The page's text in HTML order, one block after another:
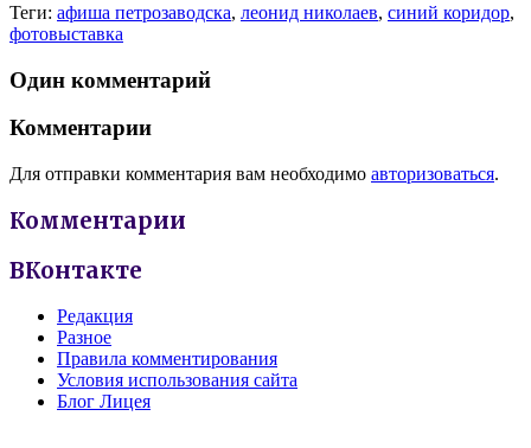
Теги: афиша петрозаводска, леонид николаев, синий коридор,
фотовыставка
Один комментарий
Комментарии
Для отправки комментария вам необходимо авторизоваться.
Комментарии
ВКонтакте
Редакция
Разное
Правила комментирования
Условия использования сайта
Блог Лицея